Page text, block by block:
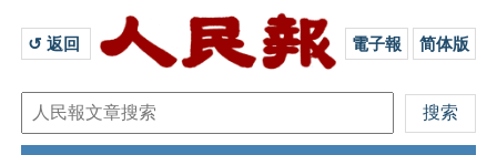
↺ 返回 電子報 简体版